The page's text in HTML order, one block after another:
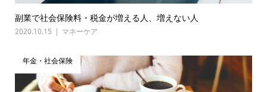
副業で社会保険料・税金が増える人、増えない人
2020.10.15 マネーケア
年金・社会保険